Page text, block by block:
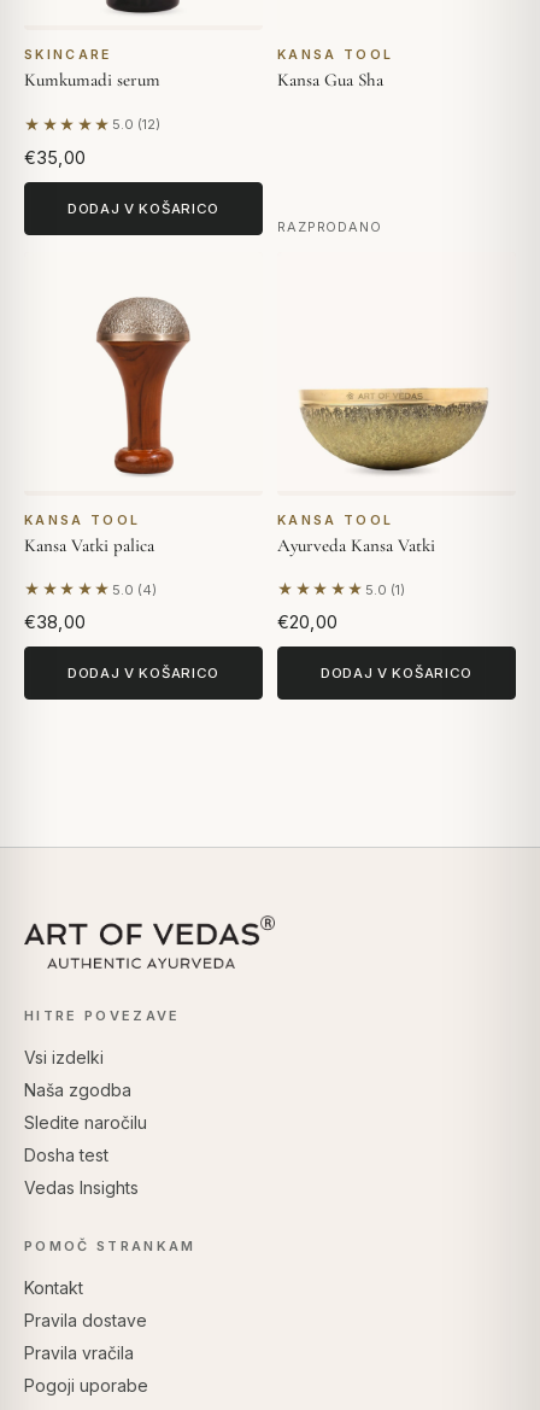
SKINCARE
Kumkumadi serum
★★★★★ 5.0 (12)
Na podlagi 12 mnenj
€35,00
DODAJ V KOŠARICO
KANSA TOOL
Kansa Gua Sha
RAZPRODANO
KANSA TOOL
Kansa Vatki palica
★★★★★ 5.0 (4)
Na podlagi 4 mnenj
€38,00
DODAJ V KOŠARICO
KANSA TOOL
Ayurveda Kansa Vatki
★★★★★ 5.0 (1)
Na podlagi 1 mnenja
€20,00
DODAJ V KOŠARICO
HITRE POVEZAVE
Vsi izdelki
Naša zgodba
Sledite naročilu
Dosha test
Vedas Insights
POMOČ STRANKAM
Kontakt
Pravila dostave
Pravila vračila
Pogoji uporabe